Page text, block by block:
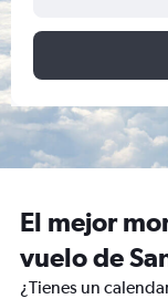
El mejor
vuelo de
¿Tienes un